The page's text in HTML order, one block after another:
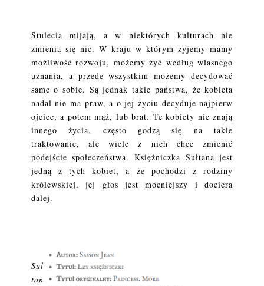
Stulecia mijają, a w niektórych kulturach nie
zmienia się nic. W kraju w którym żyjemy mamy
możliwość rozwoju, możemy żyć według własnego
uznania, a przede wszystkim możemy decydować
same o sobie. Są jednak takie państwa, że kobieta
nadal nie ma praw, a o jej życiu decyduje najpierw
ojciec, a potem mąż, lub brat. Te kobiety nie znają
innego życia, często godzą się na takie
traktowanie, ale wiele z nich chce zmienić
podejście społeczeństwa. Księżniczka Sułtana jest
jedną z tych kobiet, a że pochodzi z rodziny
królewskiej, jej głos jest mocniejszy i dociera
dalej.
Sul
tan